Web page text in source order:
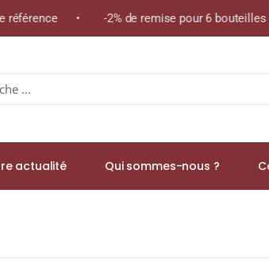
• -2% de remise pour 6 bouteilles de
actualité Qui sommes-nous ?